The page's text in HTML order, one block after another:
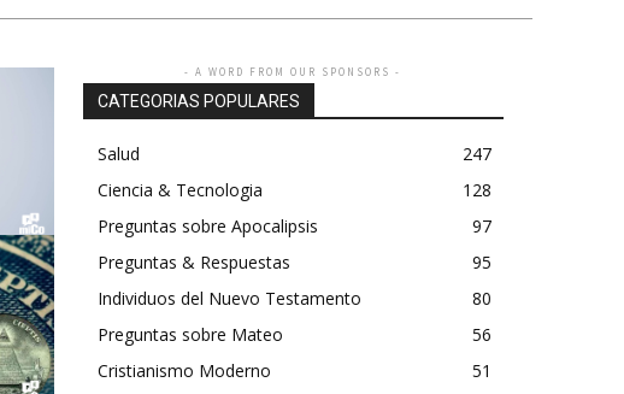
- A WORD FROM OUR SPONSORS -
CATEGORIAS POPULARES
Salud
247
Ciencia & Tecnologia
128
Preguntas sobre Apocalipsis
97
Preguntas & Respuestas
95
Individuos del Nuevo Testamento
80
Preguntas sobre Mateo
56
Cristianismo Moderno
51